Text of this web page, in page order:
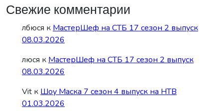
Свежие комментарии
лбюся к МастерШеф на СТБ 17 сезон 2 выпуск
08.03.2026
люся к МастерШеф на СТБ 17 сезон 2 выпуск
08.03.2026
Vit к Шоу Маска 7 сезон 4 выпуск на НТВ
01.03.2026